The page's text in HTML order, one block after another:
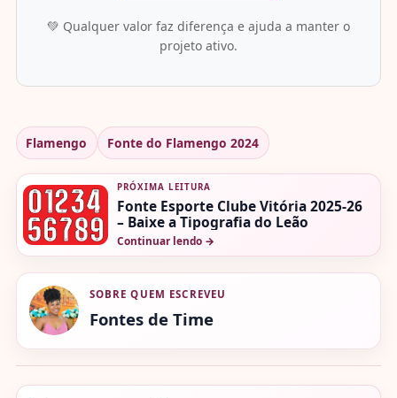
💚 Qualquer valor faz diferença e ajuda a manter o
projeto ativo.
Flamengo Fonte do Flamengo 2024
PRÓXIMA LEITURA
Fonte Esporte Clube Vitória 2025-26
– Baixe a Tipografia do Leão
Continuar lendo →
SOBRE QUEM ESCREVEU
Fontes de Time